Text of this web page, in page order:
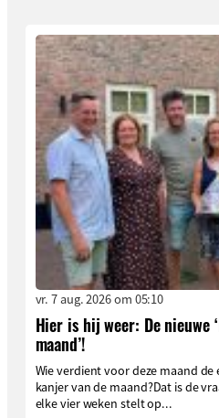
vr. 7 aug. 2026 om 05:10
Hier is hij weer: De nieuwe
maand’!
Wie verdient voor deze maand
kanjer van de maand?Dat is de
elke vier weken stelt op...